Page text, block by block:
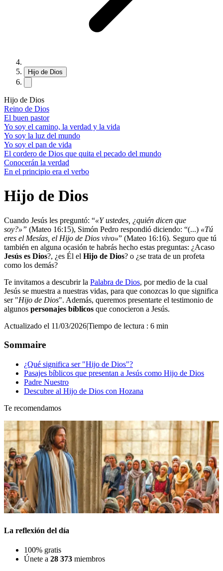
Hijo de Dios
Hijo de Dios
Reino de Dios
El buen pastor
Yo soy el camino, la verdad y la vida
Yo soy la luz del mundo
Yo soy el pan de vida
El cordero de Dios que quita el pecado del mundo
Conocerán la verdad
En el principio era el verbo
Hijo de Dios
Cuando Jesús les preguntó: “«Y ustedes, ¿quién dicen que
soy?»” (Mateo 16:15), Simón Pedro respondió diciendo: “(...) «Tú
eres el Mesías, el Hijo de Dios vivo»” (Mateo 16:16). Seguro que tú
también en alguna ocasión te habrás hecho estas preguntas: ¿Acaso
Jesús es Dios?, ¿es Él el Hijo de Dios? o ¿se trata de un profeta
como los demás?
Te invitamos a descubrir la Palabra de Dios, por medio de la cual
Jesús se muestra a nuestras vidas, para que conozcas lo que significa
ser "Hijo de Dios". Además, queremos presentarte el testimonio de
algunos personajes bíblicos que conocieron a Jesús.
Actualizado el 11/03/2026|Tiempo de lectura : 6 min
Sommaire
¿Qué significa ser "Hijo de Dios"?
Pasajes bíblicos que presentan a Jesús como Hijo de Dios
Padre Nuestro
Descubre al Hijo de Dios con Hozana
Te recomendamos
La reflexión del día
100% gratis
Únete a 28 373 miembros